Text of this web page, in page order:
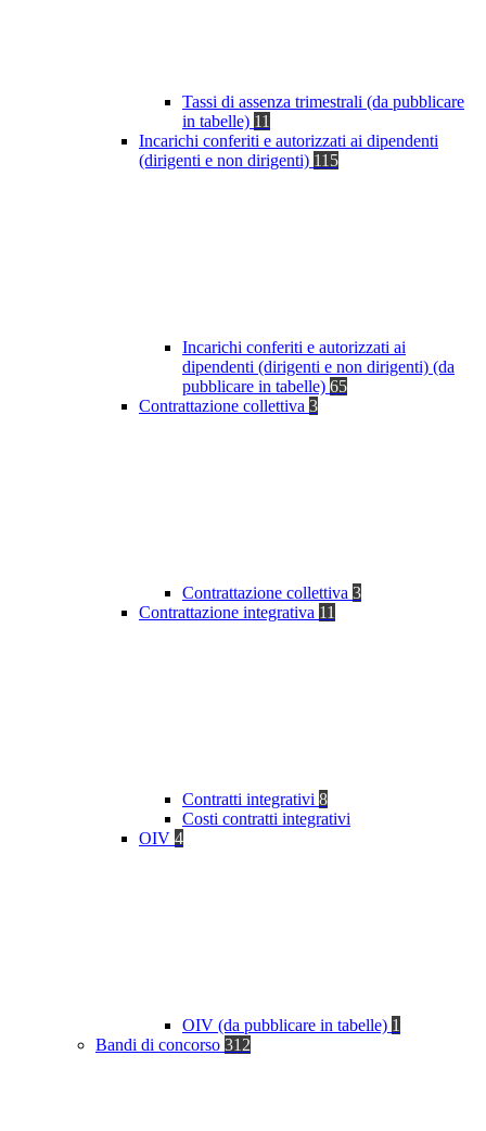
Tassi di assenza trimestrali (da pubblicare
in tabelle) 11
Incarichi conferiti e autorizzati ai dipendenti
(dirigenti e non dirigenti) 115
Incarichi conferiti e autorizzati ai
dipendenti (dirigenti e non dirigenti) (da
pubblicare in tabelle) 65
Contrattazione collettiva 3
Contrattazione collettiva 3
Contrattazione integrativa 11
Contratti integrativi 8
Costi contratti integrativi
OIV 4
OIV (da pubblicare in tabelle) 1
Bandi di concorso 312